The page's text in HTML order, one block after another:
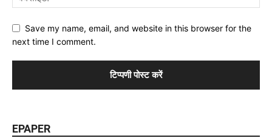
Save my name, email, and website in this browser for the
next time I comment.
EPAPER